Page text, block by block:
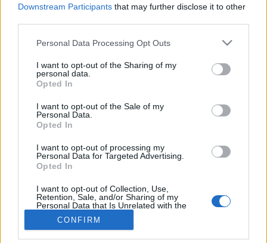
Downstream Participants that may further disclose it to other
Please note that this website/app uses one or more Google
not limited to your visit or usage behaviour. You may click to
grant or deny consent to Google and its third-party tags to
use your data for below specified purposes in below Google
consent section.
Personal Data Processing Opt Outs
I want to opt-out of the Sharing of my
personal data.
Opted In
I want to opt-out of the Sale of my
Personal Data.
Opted In
I want to opt-out of processing my
Personal Data for Targeted Advertising.
Opted In
I want to opt-out of Collection, Use,
Retention, Sale, and/or Sharing of my
Personal Data that Is Unrelated with the
Purposes for which it was collected.
Opted Out
CONFIRM
Genetika
Genetika